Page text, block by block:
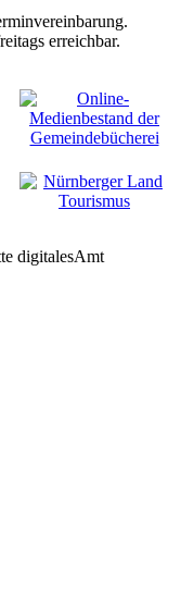
erreichbar.